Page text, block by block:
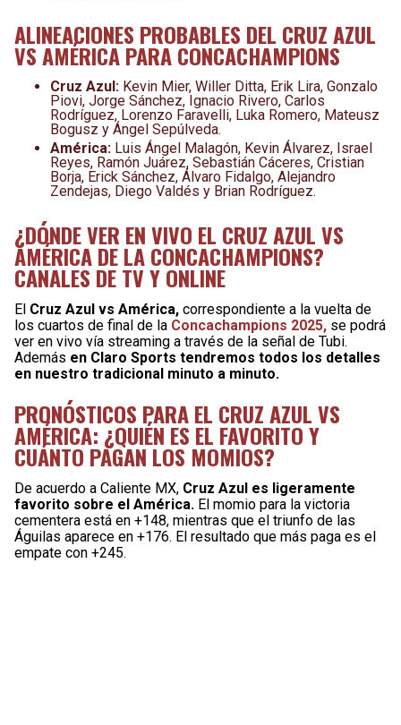
ALINEACIONES PROBABLES DEL CRUZ AZUL
VS AMÉRICA PARA CONCACHAMPIONS
Cruz Azul: Kevin Mier, Willer Ditta, Erik Lira, Gonzalo
Piovi, Jorge Sánchez, Ignacio Rivero, Carlos
Rodríguez, Lorenzo Faravelli, Luka Romero, Mateusz
Bogusz y Ángel Sepúlveda.
América: Luis Ángel Malagón, Kevin Álvarez, Israel
Reyes, Ramón Juárez, Sebastián Cáceres, Cristian
Borja, Erick Sánchez, Álvaro Fidalgo, Alejandro
Zendejas, Diego Valdés y Brian Rodríguez.
¿DÓNDE VER EN VIVO EL CRUZ AZUL VS
AMÉRICA DE LA CONCACHAMPIONS?
CANALES DE TV Y ONLINE
El Cruz Azul vs América, correspondiente a la vuelta de
los cuartos de final de la Concachampions 2025, se podrá
ver en vivo vía streaming a través de la señal de Tubi.
Además en Claro Sports tendremos todos los detalles
en nuestro tradicional minuto a minuto.
PRONÓSTICOS PARA EL CRUZ AZUL VS
AMÉRICA: ¿QUIÉN ES EL FAVORITO Y
CUÁNTO PAGAN LOS MOMIOS?
De acuerdo a Caliente MX, Cruz Azul es ligeramente
favorito sobre el América. El momio para la victoria
cementera está en +148, mientras que el triunfo de las
Águilas aparece en +176. El resultado que más paga es el
empate con +245.